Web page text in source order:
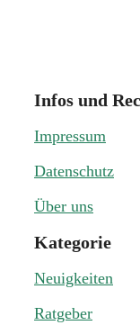
Infos und
Impressum
Datenschutz
Über uns
Kategorie
Neuigkeiten
Ratgeber